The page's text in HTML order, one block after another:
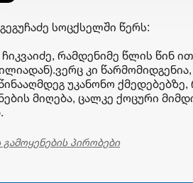
სოცქსელში წერს:
რამდენიმე წლის წინ
კი
უკანონო
მიღება, ცალკე ქოცური
გამოყენების პირობები